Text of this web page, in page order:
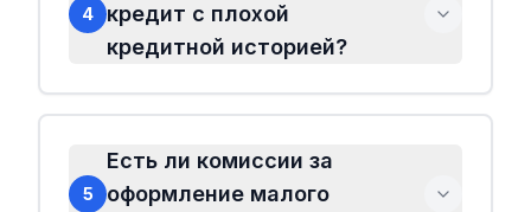
4
кредит с плохой
кредитной историей?
5
Есть ли комиссии за
оформление малого